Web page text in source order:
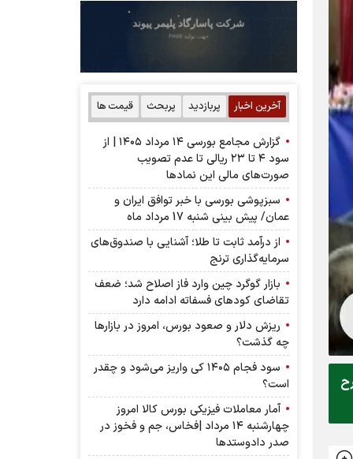
آخرین اخبار پربازدید پربحث قیمت ها
گزارش مجامع بورسی ۱۴ مرداد ۱۴۰۵ | از
سود ۴ تا ۲۳ ریالی تا عدم تصویب
صورت‌های مالی این نماد‌ها
سبزپوشی بورسی با خبر توافق ایران و
عمان/ پیش بینی شنبه 17 مرداد ماه
از درآمد ثابت تا طلا؛ آشنایی با صندوق‌های
سرمایه‌گذاری ترنج
بازار گوگرد چین وارد فاز اصلاح شد؛ ضعف
تقاضای کودهای فسفاته ادامه دارد
ریزش دلار و صعود بورس، امروز در بازارها
چه گذشت؟
سود فجام ۱۴۰۵ کی واریز می‌شود و چقدر
است؟
آمار معاملات فیزیکی بورس کالا امروز
چهارشنبه ۱۴ مرداد |فخاس، جم و فخوز در
صدر دادوستد‌ها